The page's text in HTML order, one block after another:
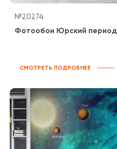
№20274
Фотообои Юрский период
СМОТРЕТЬ ПОДРОБНЕЕ